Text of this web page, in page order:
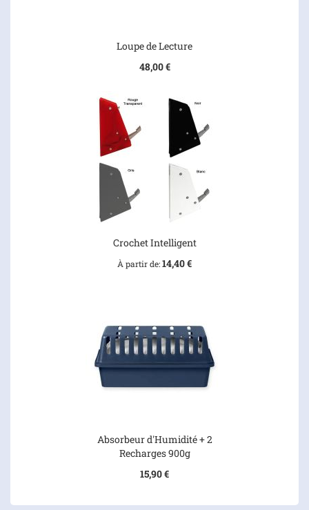
Loupe de Lecture
48,00 €
Crochet Intelligent
À partir de 14,40 €
Absorbeur d'Humidité + 2
Recharges 900g
15,90 €